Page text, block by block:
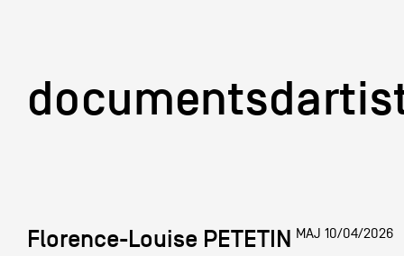
Florence-Louise PETETIN MAJ 10/04/2026